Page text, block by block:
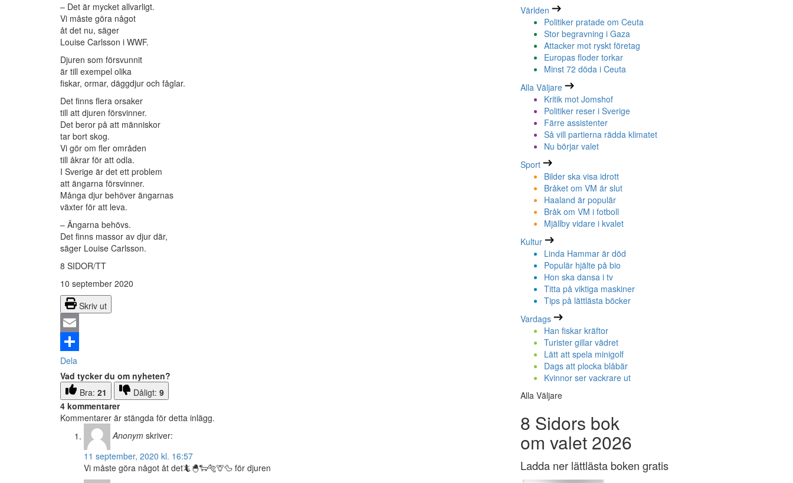
– Det är mycket allvarligt.
Vi måste göra något
åt det nu, säger
Louise Carlsson i WWF.
Djuren som försvunnit
är till exempel olika
fiskar, ormar, däggdjur och fåglar.
Det finns flera orsaker
till att djuren försvinner.
Det beror på att människor
tar bort skog.
Vi gör om fler områden
till åkrar för att odla.
I Sverige är det ett problem
att ängarna försvinner.
Många djur behöver ängarnas
växter för att leva.
– Ängarna behövs.
Det finns massor av djur där,
säger Louise Carlsson.
8 SIDOR/TT
10 september 2020
Skriv ut
Email
Dela
Vad tycker du om nyheten?
Bra: 21 Dåligt: 9
4 kommentarer
Kommentarer är stängda för detta inlägg.
Anonym skriver:
11 september, 2020 kl. 16:57
Vi måste göra något åt det🦎🐣🐑🐅🦒🦆 för djuren
Världen
Politiker pratade om Ceuta
Stor begravning i Gaza
Attacker mot ryskt företag
Europas floder torkar
Minst 72 döda i Ceuta
Alla Väljare
Kritik mot Jomshof
Politiker reser i Sverige
Färre assistenter
Så vill partierna rädda klimatet
Nu börjar valet
Sport
Bilder ska visa idrott
Bråket om VM är slut
Haaland är populär
Bråk om VM i fotboll
Mjällby vidare i kvalet
Kultur
Linda Hammar är död
Populär hjälte på bio
Hon ska dansa i tv
Titta på viktiga maskiner
Tips på lättlästa böcker
Vardags
Han fiskar kräftor
Turister gillar vädret
Lätt att spela minigolf
Dags att plocka blåbär
Kvinnor ser vackrare ut
Alla Väljare
8 Sidors bok
om valet 2026
Ladda ner lättlästa boken gratis